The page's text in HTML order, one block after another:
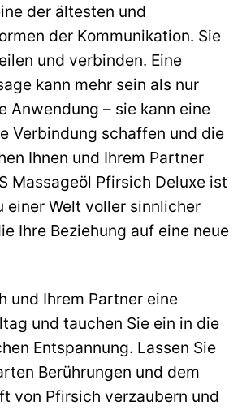
der ältesten und
der Kommunikation. Sie
und verbinden. Eine
kann mehr sein als nur
Anwendung – sie kann eine
Verbindung schaffen und die
Ihnen und Ihrem Partner
Massageöl Pfirsich Deluxe ist
einer Welt voller sinnlicher
Ihre Beziehung auf eine neue
und Ihrem Partner eine
und tauchen Sie ein in die
Entspannung. Lassen Sie
Berührungen und dem
von Pfirsich verzaubern und